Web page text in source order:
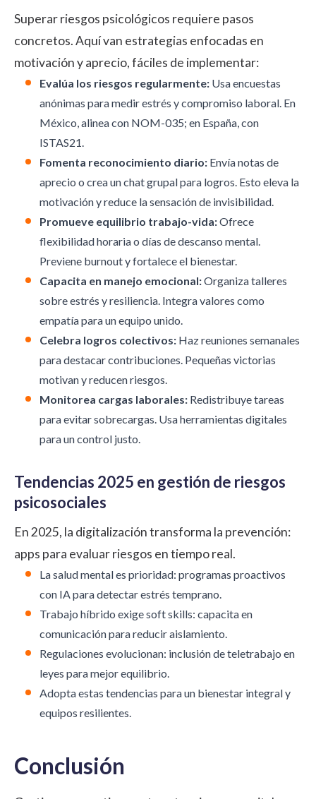
Superar riesgos psicológicos requiere pasos
concretos. Aquí van estrategias enfocadas en
motivación y aprecio, fáciles de implementar:
Evalúa los riesgos regularmente: Usa encuestas
anónimas para medir estrés y compromiso laboral. En
México, alinea con NOM-035; en España, con
ISTAS21.
Fomenta reconocimiento diario: Envía notas de
aprecio o crea un chat grupal para logros. Esto eleva la
motivación y reduce la sensación de invisibilidad.
Promueve equilibrio trabajo-vida:Ofrece
flexibilidad horaria o días de descanso mental.
Previene burnout y fortalece el bienestar.
Capacita en manejo emocional:Organiza talleres
sobre estrés y resiliencia. Integra valores como
empatía para un equipo unido.
Celebra logros colectivos: Haz reuniones semanales
para destacar contribuciones. Pequeñas victorias
motivan y reducen riesgos.
Monitorea cargas laborales: Redistribuye tareas
para evitar sobrecargas. Usa herramientas digitales
para un control justo.
Tendencias 2025 en gestión de riesgos
psicosociales
En 2025, la digitalización transforma la prevención:
apps para evaluar riesgos en tiempo real.
La salud mental es prioridad: programas proactivos
con IA para detectar estrés temprano.
Trabajo híbrido exige soft skills: capacita en
comunicación para reducir aislamiento.
Regulaciones evolucionan: inclusión de teletrabajo en
leyes para mejor equilibrio.
Adopta estas tendencias para un bienestar integral y
equipos resilientes.
Conclusión